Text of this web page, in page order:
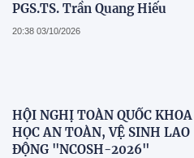
PGS.TS. Trần Quang Hiếu
20:38 03/10/2026
HỘI NGHỊ TOÀN QUỐC KHOA
HỌC AN TOÀN, VỆ SINH LAO
ĐỘNG "NCOSH-2026"